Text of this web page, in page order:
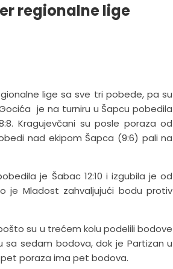
regionalne lige
lige sa sve tri pobede, pa su
je na turniru u Šapcu pobedila
Kragujevčani su posle poraza od
nad ekipom Šapca (9:6) pali na
je Šabac 12:10 i izgubila je od
je Mladost zahvaljujući bodu protiv
su u trećem kolu podelili bodove
sa sedam bodova, dok je Partizan u
poraza ima pet bodova.